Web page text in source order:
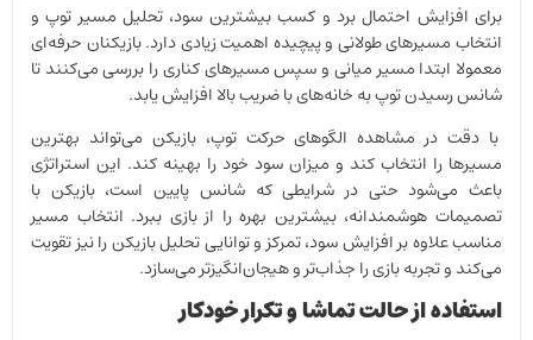
برای افزایش احتمال برد و کسب بیشترین سود، تحلیل مسیر توپ و
انتخاب مسیرهای طولانی و پیچیده اهمیت زیادی دارد. بازیکنان حرفه‌ای
معمولا ابتدا مسیر میانی و سپس مسیرهای کناری را بررسی می‌کنند تا
شانس رسیدن توپ به خانه‌های با ضریب بالا افزایش یابد.
با دقت در مشاهده الگوهای حرکت توپ، بازیکن می‌تواند بهترین
مسیرها را انتخاب کند و میزان سود خود را بهینه کند. این استراتژی
باعث می‌شود حتی در شرایطی که شانس پایین است، بازیکن با
تصمیمات هوشمندانه، بیشترین بهره را از بازی ببرد. انتخاب مسیر
مناسب علاوه بر افزایش سود، تمرکز و توانایی تحلیل بازیکن را نیز تقویت
می‌کند و تجربه بازی را جذاب‌تر و هیجان‌انگیزتر می‌سازد.
استفاده از حالت تماشا و تکرار خودکار